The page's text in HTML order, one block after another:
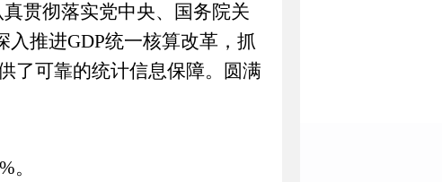
真贯彻落实党中央、国务院关
入推进GDP统一核算改革 ， 抓
了可靠的统计信息保障。
圆满
。